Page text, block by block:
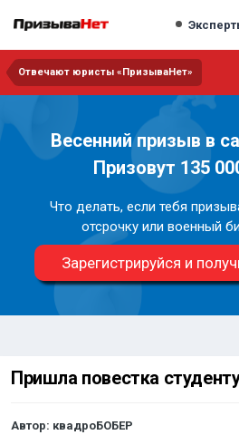
Отвечают юристы «ПризываНет»
Весенний призыв в
Призовут 135
Что делать, если тебя
отсрочку или военный
Зарегистрируйся и
Пришла повестка
Автор: квадроБОБЕР